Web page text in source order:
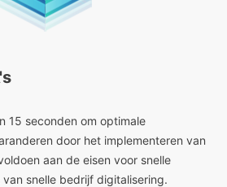
15 seconden om optimale
door het implementeren van
aan de eisen voor snelle
snelle bedrijf digitalisering.